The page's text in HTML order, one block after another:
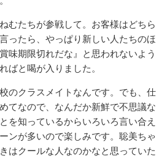
たちが参戦して。お客様はどちら
ったら、やっぱり新しい人たちのほ
味期限切れだな』と思われないよう
ばと喝が入りました。
のクラスメイトなんです。でも、仕
てなので、なんだか新鮮で不思議な
を知っているからいろいろ言い合え
ンが多いので楽しみです。聡美ちゃ
はクールな人なのかなと思っていた